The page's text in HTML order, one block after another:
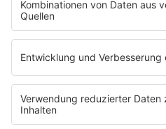
B2B / Mediadaten
App